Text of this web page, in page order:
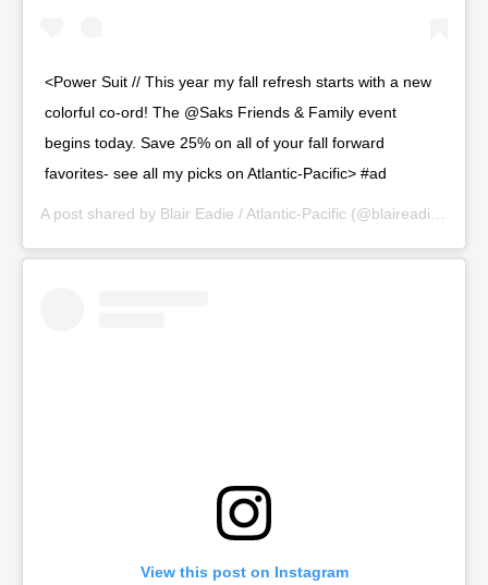
<Power Suit // This year my fall refresh starts with a new
colorful co-ord! The @Saks Friends & Family event
begins today. Save 25% on all of your fall forward
favorites- see all my picks on Atlantic-Pacific> #ad
A post shared by Blair Eadie / Atlantic-Pacific (@blaireadiebee) on
View this post on Instagram